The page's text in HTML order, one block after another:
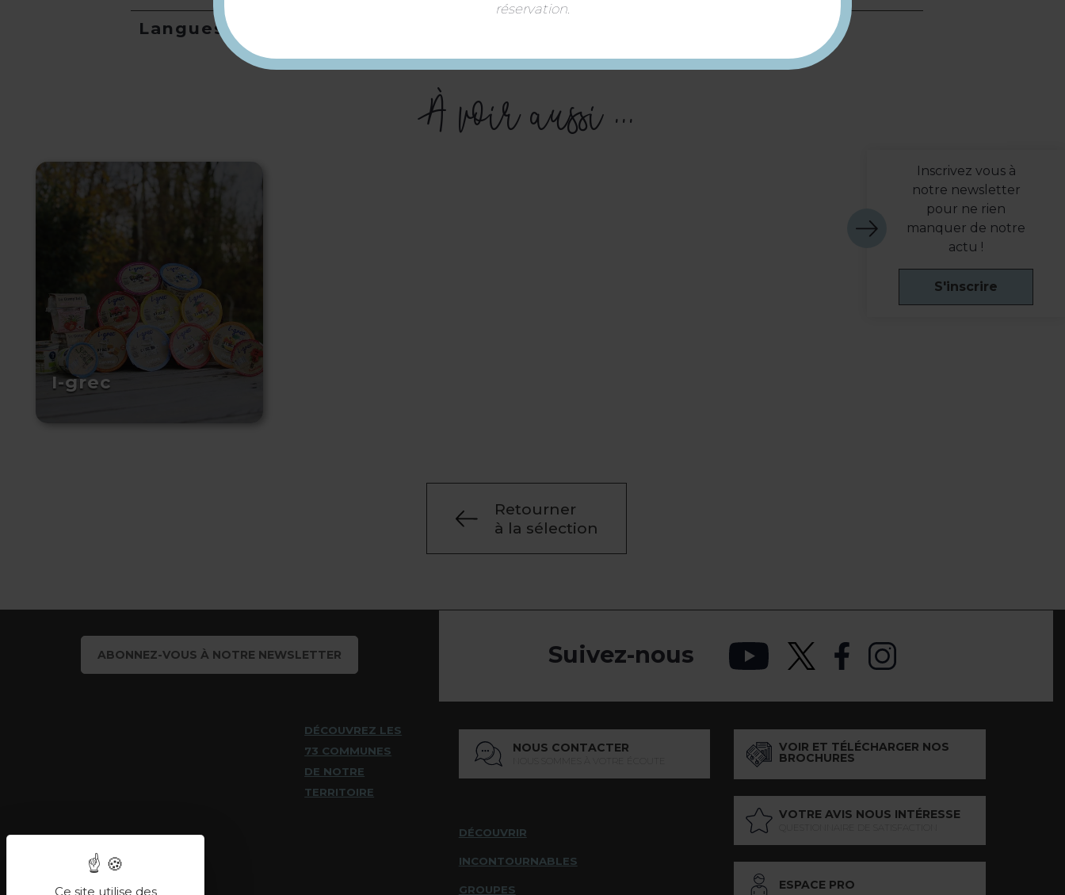
Langues
À voir aussi ...
I-grec
Retourner
à la sélection
Inscrivez vous à
notre newsletter
pour ne rien
manquer de notre
actu !
S'inscrire
ABONNEZ-VOUS À NOTRE NEWSLETTER
DÉCOUVREZ LES
73 COMMUNES
DE NOTRE
TERRITOIRE
Suivez-nous
NOUS CONTACTER
DÉCOUVRIR
INCONTOURNABLES
GROUPES
VOIR ET TÉLÉCHARGER NOS
BROCHURES
VOTRE AVIS NOUS INTÉRESSE
ESPACE PRO
réservation.
Ce site utilise des